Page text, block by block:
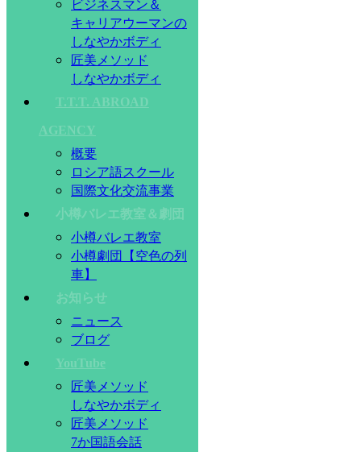
ビジネスマン＆
キャリアウーマンの
しなやかボディ
匠美メソッド
しなやかボディ
T.T.T. ABROAD
AGENCY
概要
ロシア語スクール
国際文化交流事業
小樽バレエ教室＆劇団
小樽バレエ教室
小樽劇団【空色の列
車】
お知らせ
ニュース
ブログ
YouTube
匠美メソッド
しなやかボディ
匠美メソッド
7か国語会話